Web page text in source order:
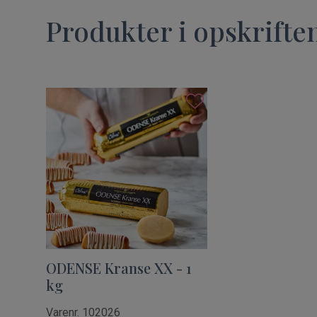
Produkter i
ODENSE Kranse XX - 1
kg
Varenr. 102026